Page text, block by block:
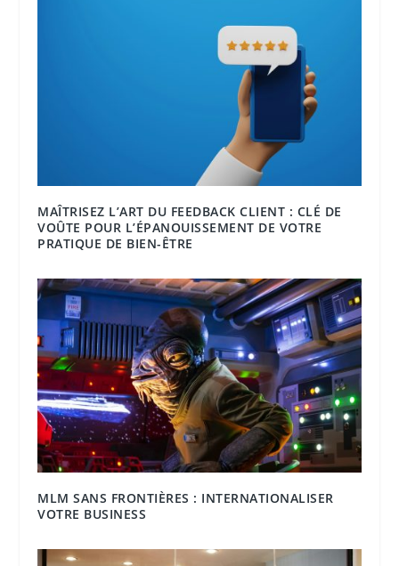
MAÎTRISEZ L’ART DU FEEDBACK CLIENT : CLÉ DE
VOÛTE POUR L’ÉPANOUISSEMENT DE VOTRE
PRATIQUE DE BIEN-ÊTRE
MLM SANS FRONTIÈRES : INTERNATIONALISER
VOTRE BUSINESS